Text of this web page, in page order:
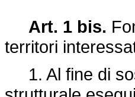
Art. 1 bis.
territori
1. Al fine di